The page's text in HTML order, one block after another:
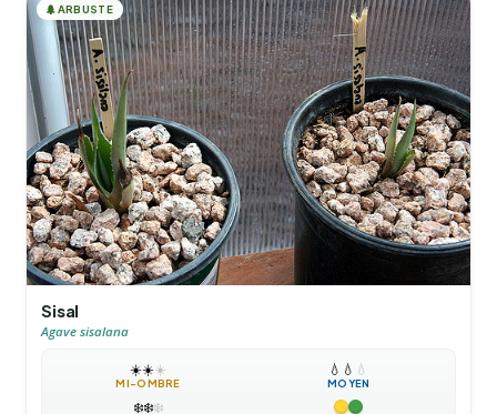
🌲ARBUSTE
Sisal
Agave sisalana
☀️☀️☀️
MI-OMBRE
💧 💧 💧
MOYEN
❄️❄️❄️